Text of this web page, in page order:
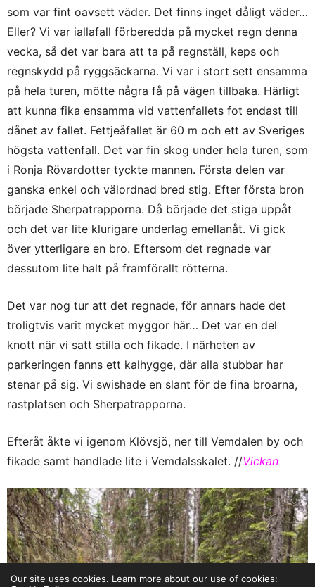
som var fint oavsett väder. Det finns inget dåligt väder…
Eller? Vi var iallafall förberedda på mycket regn denna
vecka, så det var bara att ta på regnställ, keps och
regnskydd på ryggsäckarna. Vi var i stort sett ensamma
på hela turen, mötte några få på vägen tillbaka. Härligt
att kunna fika ensamma vid vattenfallets fot endast till
dånet av fallet. Fettjeåfallet är 60 m och ett av Sveriges
högsta vattenfall. Det var fin skog under hela turen, som
i Ronja Rövardotter tyckte mannen. Första delen var
ganska enkel och välordnad bred stig. Efter första bron
började Sherpatrapporna. Då började det stiga uppåt
och det var lite klurigare underlag emellanåt. Vi gick
över ytterligare en bro. Eftersom det regnade var
dessutom lite halt på framförallt rötterna.
Det var nog tur att det regnade, för annars hade det
troligtvis varit mycket myggor här… Det var en del
knott när vi satt stilla och fikade. I närheten av
parkeringen fanns ett kalhygge, där alla stubbar har
stenar på sig. Vi swishade en slant för de fina broarna,
rastplatsen och Sherpatrapporna.
Efteråt åkte vi igenom Klövsjö, ner till Vemdalen by och
fikade samt handlade lite i Vemdalsskalet. //Vickan
Our site uses cookies. Learn more about our use of cookies: